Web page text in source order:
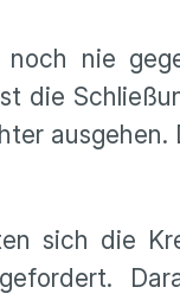
nie
die
sich die